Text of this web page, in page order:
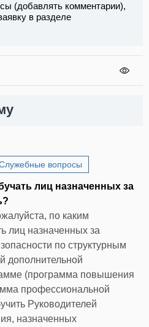
(добавлять комментарии),
в разделе
вопросы
лиц назначенных за
по каким
лиц назначенных за
по структурным
дополнительной
(программа повышения
профессиональной
Руководителей
назначенных